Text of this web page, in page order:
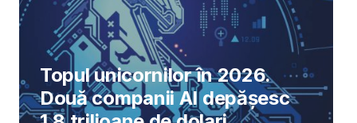
Topul unicornilor în 2026.
Două companii AI depășesc